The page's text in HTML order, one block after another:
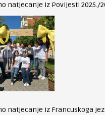
natjecanje iz Povijesti 2025./
natjecanje iz Francuskoga